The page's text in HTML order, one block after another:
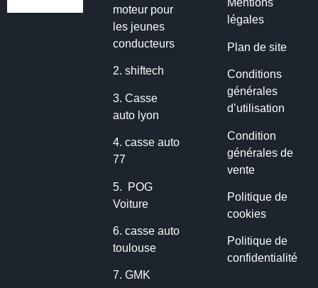
moteur pour
les jeunes
conducteurs
2.shiftech
3.Casse
auto lyon
4.casse auto
77
5. POG
Voiture
6.casse auto
toulouse
7.GMK
Mentions
légales
Plan de site
Conditions
générales
d’utilisation
Condition
générales de
vente
Politique de
cookies
Politique de
confidentialité